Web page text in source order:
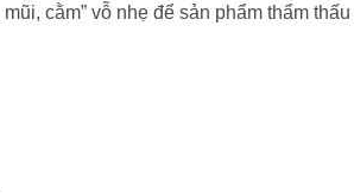
cằm” vỗ nhẹ để sản phẩm thẩm thấu